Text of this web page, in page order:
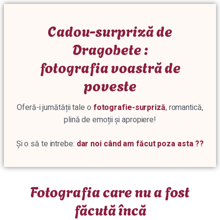
Cadou-surpriză de
Dragobete :
fotografia voastră de
poveste
Oferă-i jumătății tale o fotografie-surpriză, romantică,
plină de emoții și apropiere!
Și o să te intrebe: dar noi când am făcut poza asta ??
Fotografia care nu a fost
făcută încă